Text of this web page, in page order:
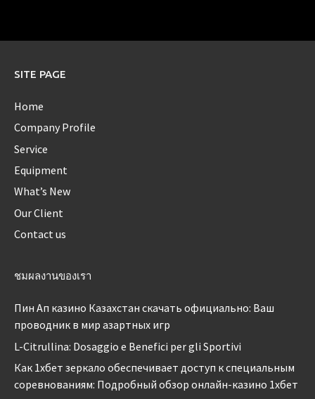
SITE PAGE
Home
Company Profile
Service
Equipment
What’s New
Our Client
Contact us
ชมผลงานของเรา
Пин Ап казино Казахстан скачать официально: Ваш
проводник в мир азартных игр
L-Citrullina: Dosaggio e Benefici per gli Sportivi
Как 1хбет зеркало обеспечивает доступ к специальным
соревнованиям: Подробный обзор онлайн-казино 1хбет